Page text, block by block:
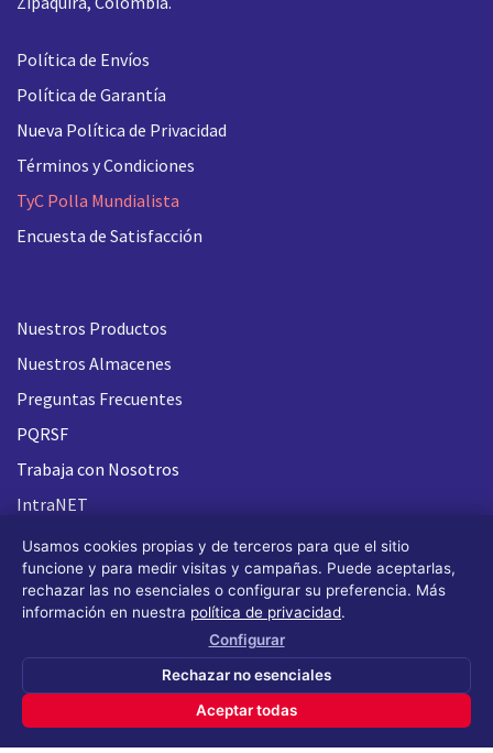
Política de Envíos
Política de Garantía
Nueva Política de Privacidad
Términos y Condiciones
TyC Polla Mundialista
Encuesta de Satisfacción
Nuestros Productos
Nuestros Almacenes
Preguntas Frecuentes
PQRSF
Trabaja con Nosotros
IntraNET
Todos los derechos reservados FLASH 93
Usamos cookies propias y de terceros para que el sitio
funcione y para medir visitas y campañas. Puede aceptarlas,
rechazar las no esenciales o configurar su preferencia. Más
información en nuestra política de privacidad.
Configurar
Rechazar no esenciales
Aceptar todas